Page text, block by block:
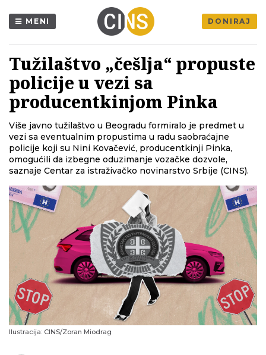
MENI DONIRAJ
Tužilaštvo „češlja“ propuste
policije u vezi sa
producentkinjom Pinka
Više javno tužilaštvo u Beogradu formiralo je predmet u
vezi sa eventualnim propustima u radu saobraćajne
policije koji su Nini Kovačević, producentkinji Pinka,
omogućili da izbegne oduzimanje vozačke dozvole,
saznaje Centar za istraživačko novinarstvo Srbije (CINS).
Ilustracija: CINS/Zoran Miodrag